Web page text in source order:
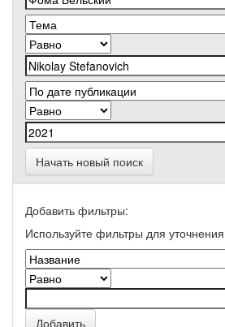
Начать новый поиск
Добавить фильтры:
Используйте фильтры для уточнения